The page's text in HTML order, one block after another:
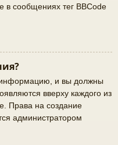
в сообщениях тег BBCode
и вы должны
вверху каждого из
Права на создание
администратором